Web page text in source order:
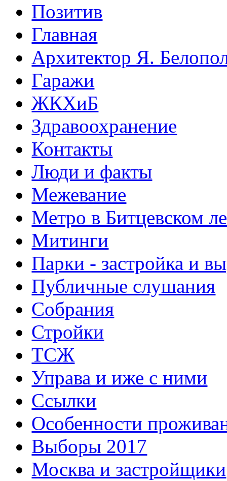
Позитив
Главная
Архитектор Я.
Гаражи
ЖКХиБ
Здравоохранение
Контакты
Люди и факты
Межевание
Метро в Битцевском
Митинги
Парки - застройка и
Публичные слушания
Собрания
Стройки
ТСЖ
Управа и иже с ними
Ссылки
Особенности
Выборы 2017
Москва и застройщики